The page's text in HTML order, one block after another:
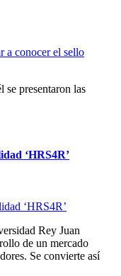
se presentaron las
‘HRS4R’
Rey Juan
de un mercado
Se convierte así